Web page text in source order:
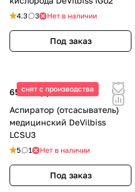
4.3 3 Нет в наличии
Под заказ
снят с производства
65 000 руб.
Аспиратор (отсасыватель)
медицинский DeVilbiss
LCSU3
5 1 Нет в наличии
Под заказ